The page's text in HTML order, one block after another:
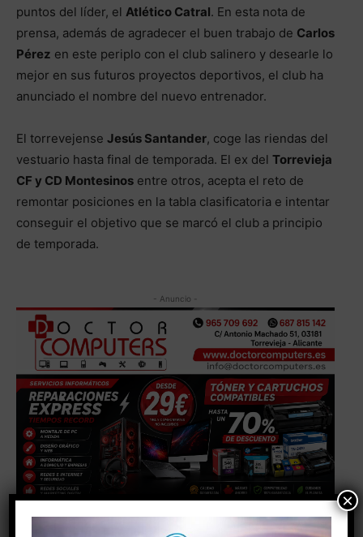
puntos del líder, el Atlético Catral. En esta nota de
prensa, además de agradecer el buen trabajo de Carlos
Pérez en este periplo con el club salinero y desearle lo
mejor en sus futuros proyectos deportivos, el club ha
anunciado el nombre del nuevo entrenador.
El torrevejense Jesús Santander, coge las riendas del
vestuario hasta final de temporada. El ex del Torrevieja
CF y CD Montesinos entre otros, acepta el reto de
remontar posiciones en la tabla clasificatoria e intentar
conseguir el objetivo que se marcó el club a principio
de temporada.
- Anuncio -
×